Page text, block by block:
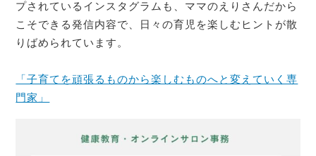
プされているインスタグラムも、ママのえりさんだから
こそできる発信内容で、日々の育児を楽しむヒントが散
りばめられています。
「子育てを頑張るものから楽しむものへと変えていく専
門家」